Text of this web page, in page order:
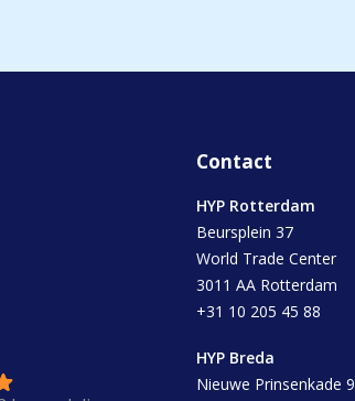
Contact
HYP Rotterdam
Beursplein 37
World Trade Center
3011 AA Rotterdam
+31 10 205 45 88
HYP Breda
Nieuwe Prinsenkade 9